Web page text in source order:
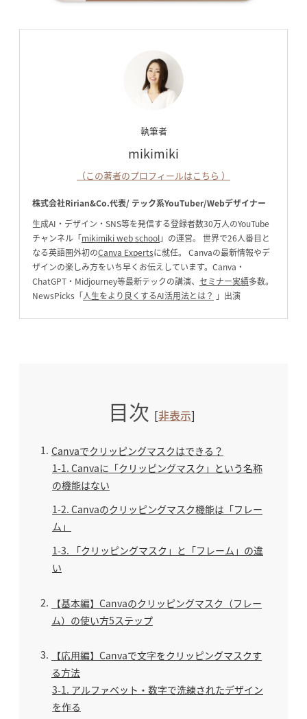
執筆者
mikimiki
（この著者のプロフィールはこちら ）
株式会社Ririan&Co.代表/ テック系YouTuber/Webデザイナー
生成AI・デザイン・SNS等を発信する登録者数30万人のYouTube
チャンネル「mikimiki web school」の運営。 世界で26人番目と
なる英語圏外初のCanva Expertsに就任。 Canvaの最新情報やデ
ザインの楽しみ方をいち早くお伝えしています。Canva・
ChatGPT・Midjourney等最新テックの講演、 セミナー実績多数。
NewsPicks「人生をより良くするAI活用法とは？ 」出演
目次 [非表示]
1 Canvaでクリッピングマスクはできる？
1-1 Canvaに「クリッピングマスク」という名称
の機能はない
1-2 Canvaのクリッピングマスク機能は「フレー
ム」
1-3
「クリッピングマスク」と「フレーム」の違
い
2
【基本編】Canvaのクリッピングマスク（フレー
ム）の使い方5ステップ
3
【応用編】Canvaで文字をクリッピングマスクす
る方法
3-1 アルファベット・数字で洗練されたデザイン
を作る